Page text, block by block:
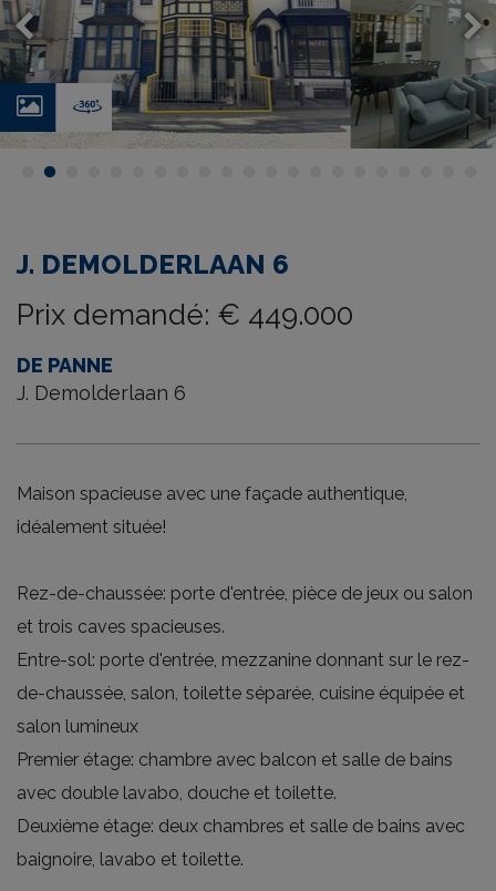
Photos Virtual
J. DEMOLDERLAAN 6
Prix demandé: € 449.000
DE PANNE
J. Demolderlaan 6
Maison spacieuse avec une façade authentique,
idéalement située!
Rez-de-chaussée: porte d'entrée, pièce de jeux ou salon
et trois caves spacieuses.
Entre-sol: porte d'entrée, mezzanine donnant sur le rez-
de-chaussée, salon, toilette séparée, cuisine équipée et
salon lumineux
Premier étage: chambre avec balcon et salle de bains
avec double lavabo, douche et toilette.
Deuxième étage: deux chambres et salle de bains avec
baignoire, lavabo et toilette.